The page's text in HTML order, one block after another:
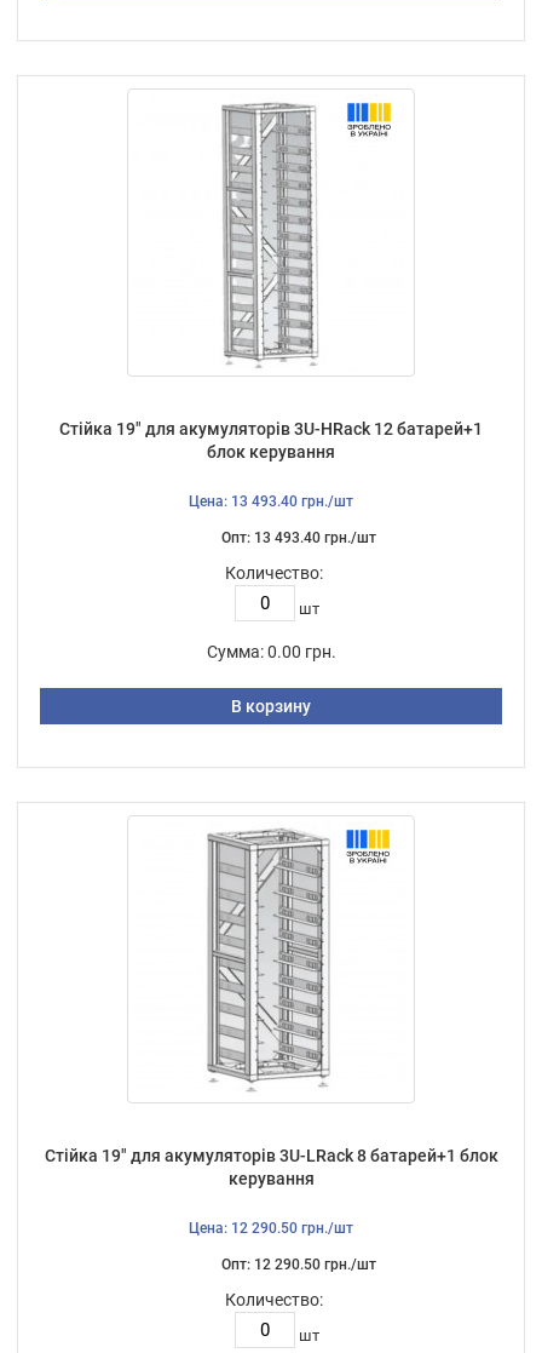
Стійка 19" для акумуляторів 3U-HRack 12 батарей+1
блок керування
Цена: 13 493.40 грн./шт
Опт: 13 493.40 грн./шт
Количество:
шт
Сумма: 0.00 грн.
В корзину
Стійка 19" для акумуляторів 3U-LRack 8 батарей+1 блок
керування
Цена: 12 290.50 грн./шт
Опт: 12 290.50 грн./шт
Количество:
шт